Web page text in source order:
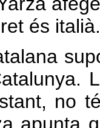
és italià.
no